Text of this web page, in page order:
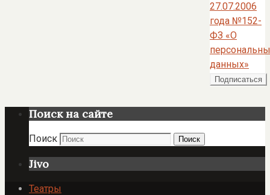
27.07.2006
года №152-
ФЗ «О
данных»
Поиск на сайте
Поиск Поиск
Jivo
Театры